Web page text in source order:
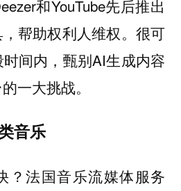
和YouTube先后推出
帮助权利人维权。很可
间内，甄别AI生成内容
一大挑战。
音乐
？法国音乐流媒体服务